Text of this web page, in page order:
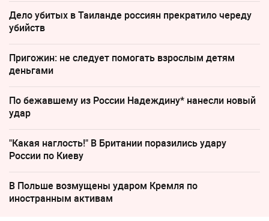
Дело убитых в Таиланде россиян прекратило череду
убийств
Пригожин: не следует помогать взрослым детям
деньгами
По бежавшему из России Надеждину* нанесли новый
удар
"Какая наглость!" В Британии поразились удару
России по Киеву
В Польше возмущены ударом Кремля по
иностранным активам